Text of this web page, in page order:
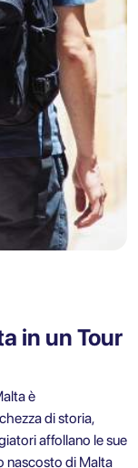
in un Tour
è
di storia,
affollano le sue
nascosto di Malta